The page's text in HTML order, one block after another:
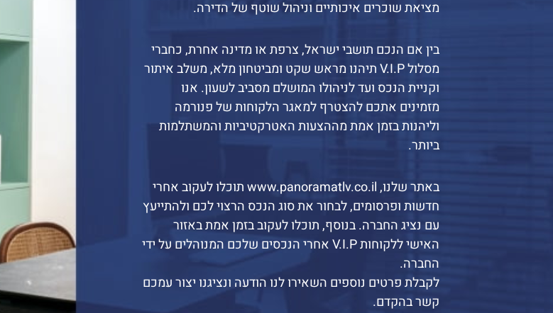
מציאת שוכרים איכותיים וניהול שוטף של הדירה.
בין אם הנכם תושבי ישראל, צרפת או מדינה אחרת, כחברי
מסלול V.I.P תיהנו מראש שקט ומביטחון מלא, משלב איתור
וקניית הנכס ועד לניהולו המושלם מסביב לשעון. אנו
מזמינים אתכם להצטרף למאגר הלקוחות של פנורמה
וליהנות בזמן אמת מההצעות האטרקטיביות והמשתלמות
ביותר.
באתר שלנו, www.panoramatlv.co.il תוכלו לעקוב אחרי
חדשות ופרסומים, לבחור את סוג הנכס הרצוי לכם ולהתייעץ
עם נציג החברה. בנוסף, תוכלו לעקוב בזמן אמת באזור
האישי ללקוחות V.I.P אחרי הנכסים שלכם המנוהלים על ידי
החברה.
לקבלת פרטים נוספים השאירו לנו הודעה ונציגנו יצור עמכם
קשר בהקדם.